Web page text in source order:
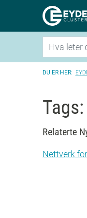
Søk
Relaterte
Nettverk